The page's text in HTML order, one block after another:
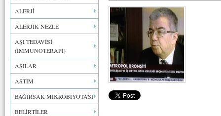
ALERJİ
ALERJİK NEZLE
AŞI TEDAVİSİ
(İMMUNOTERAPİ)
AŞILAR
ASTIM
BAĞIRSAK MİKROBİYOTASI
BELİRTİLER